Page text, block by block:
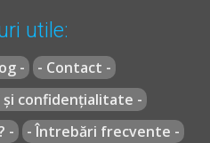
nr. 195 din 12 decembrie
utile:
-
- Contact -
confidențialitate -
-
- Întrebări frecvente -